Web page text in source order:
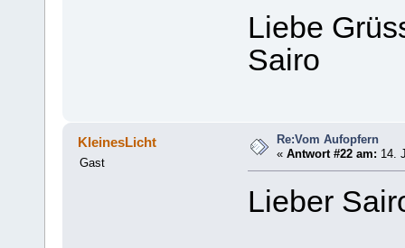
Liebe
Sairo
KleinesLicht
Gast
Re:Vom Aufopfern
«Antwort #22 am: 14.
Lieber